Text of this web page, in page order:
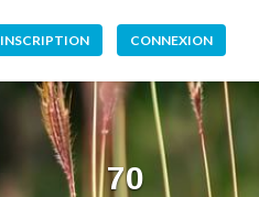
INSCRIPTION CONNEXION
70